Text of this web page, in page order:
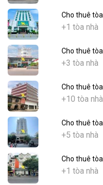
Cho thuê
+1 tòa nhà
Cho thuê
+3 tòa nhà
Cho thuê
+10 tòa nhà
Cho thuê
+5 tòa nhà
Cho thuê
+1 tòa nhà